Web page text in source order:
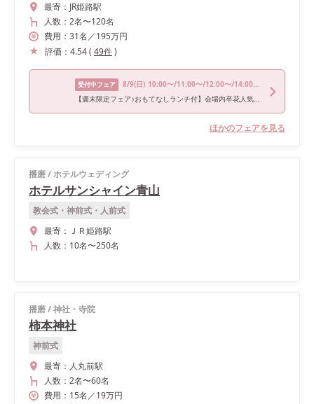
最寄： JR姫路駅
人数： 2名〜120名
費用： 31名 ／195万円
評価： 4.54( 49件)
受付中フェア 8/9(日) 10:00〜/11:00〜/12:00〜/14:00〜/15:00〜
【週末限定フェア♪おもてなしランチ付】会場内卒花人気No1
ほかのフェアを見る
播磨/ホテルウェディング
ホテルサンシャイン青山
教会式・神前式・人前式
最寄： ＪＲ姫路駅
人数： 10名〜250名
播磨/神社・寺院
柿本神社
神前式
最寄： 人丸前駅
人数： 2名〜60名
費用： 15名 ／19万円